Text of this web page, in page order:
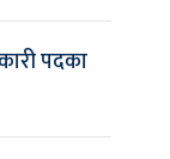
पदका